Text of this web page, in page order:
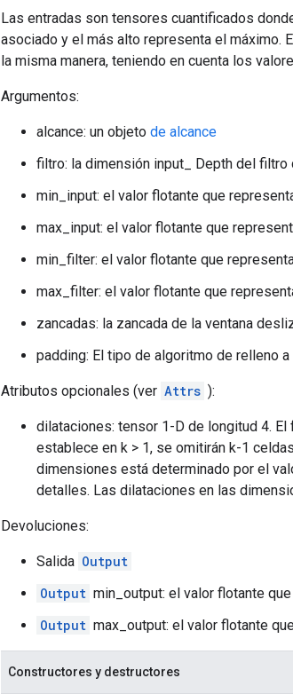
Las entradas son tensores cuantificados
asociado y el más alto representa el máximo.
la misma manera, teniendo en cuenta los
Argumentos:
alcance: un objeto de alcance
filtro: la dimensión input_ Depth del
min_input: el valor flotante que
max_input: el valor flotante que
min_filter: el valor flotante que
max_filter: el valor flotante que
zancadas: la zancada de la ventana
padding: El tipo de algoritmo de relleno a
Atributos opcionales (ver Attrs ):
dilataciones: tensor 1-D de longitud 4.
establece en k > 1, se omitirán k-1
dimensiones está determinado por el
detalles. Las dilataciones en las
Devoluciones:
Salida Output
Output min_output: el valor flotante
Output max_output: el valor flotante
Constructores y destructores